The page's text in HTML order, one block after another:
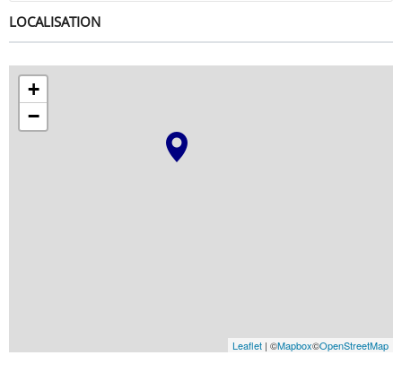
LOCALISATION
+
−
Leaflet | ©Mapbox©OpenStreetMap